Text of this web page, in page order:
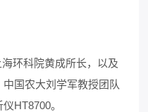
环科院黄成所长，以及
国农大刘学军教授团队
HT8700。